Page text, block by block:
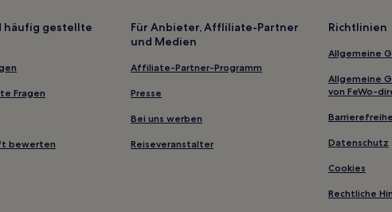
und Isle of Skye
Hotels mit Parkplatz in Innere
Dornie Hotels
Hotels nahe Gallery An Talla
häufig gestellte
Fragen
bewerten
Für Anbieter, Affliliate-Partner
und Medien
Affiliate-Partner-Programm
Presse
Bei uns werben
Reiseveranstalter
Richtlinien
Allgemeine
Allgemeine
von FeWo-
Datenschutz
Cookies
Rechtliche